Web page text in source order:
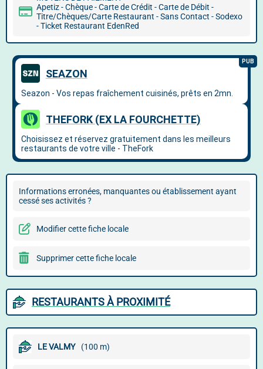
Apetiz - Chèque - Carte de Crédit - Carte de Débit -
Titre/Chèques/Carte Restaurant - Sans Contact - Sodexo
- Ticket Restaurant EdenRed
Informations erronées, manquantes ou établissement ayant
cessé ses activités ?
Modifier cette fiche locale
Supprimer cette fiche locale
RESTAURANTS À PROXIMITÉ
LE VALMY (100 m)